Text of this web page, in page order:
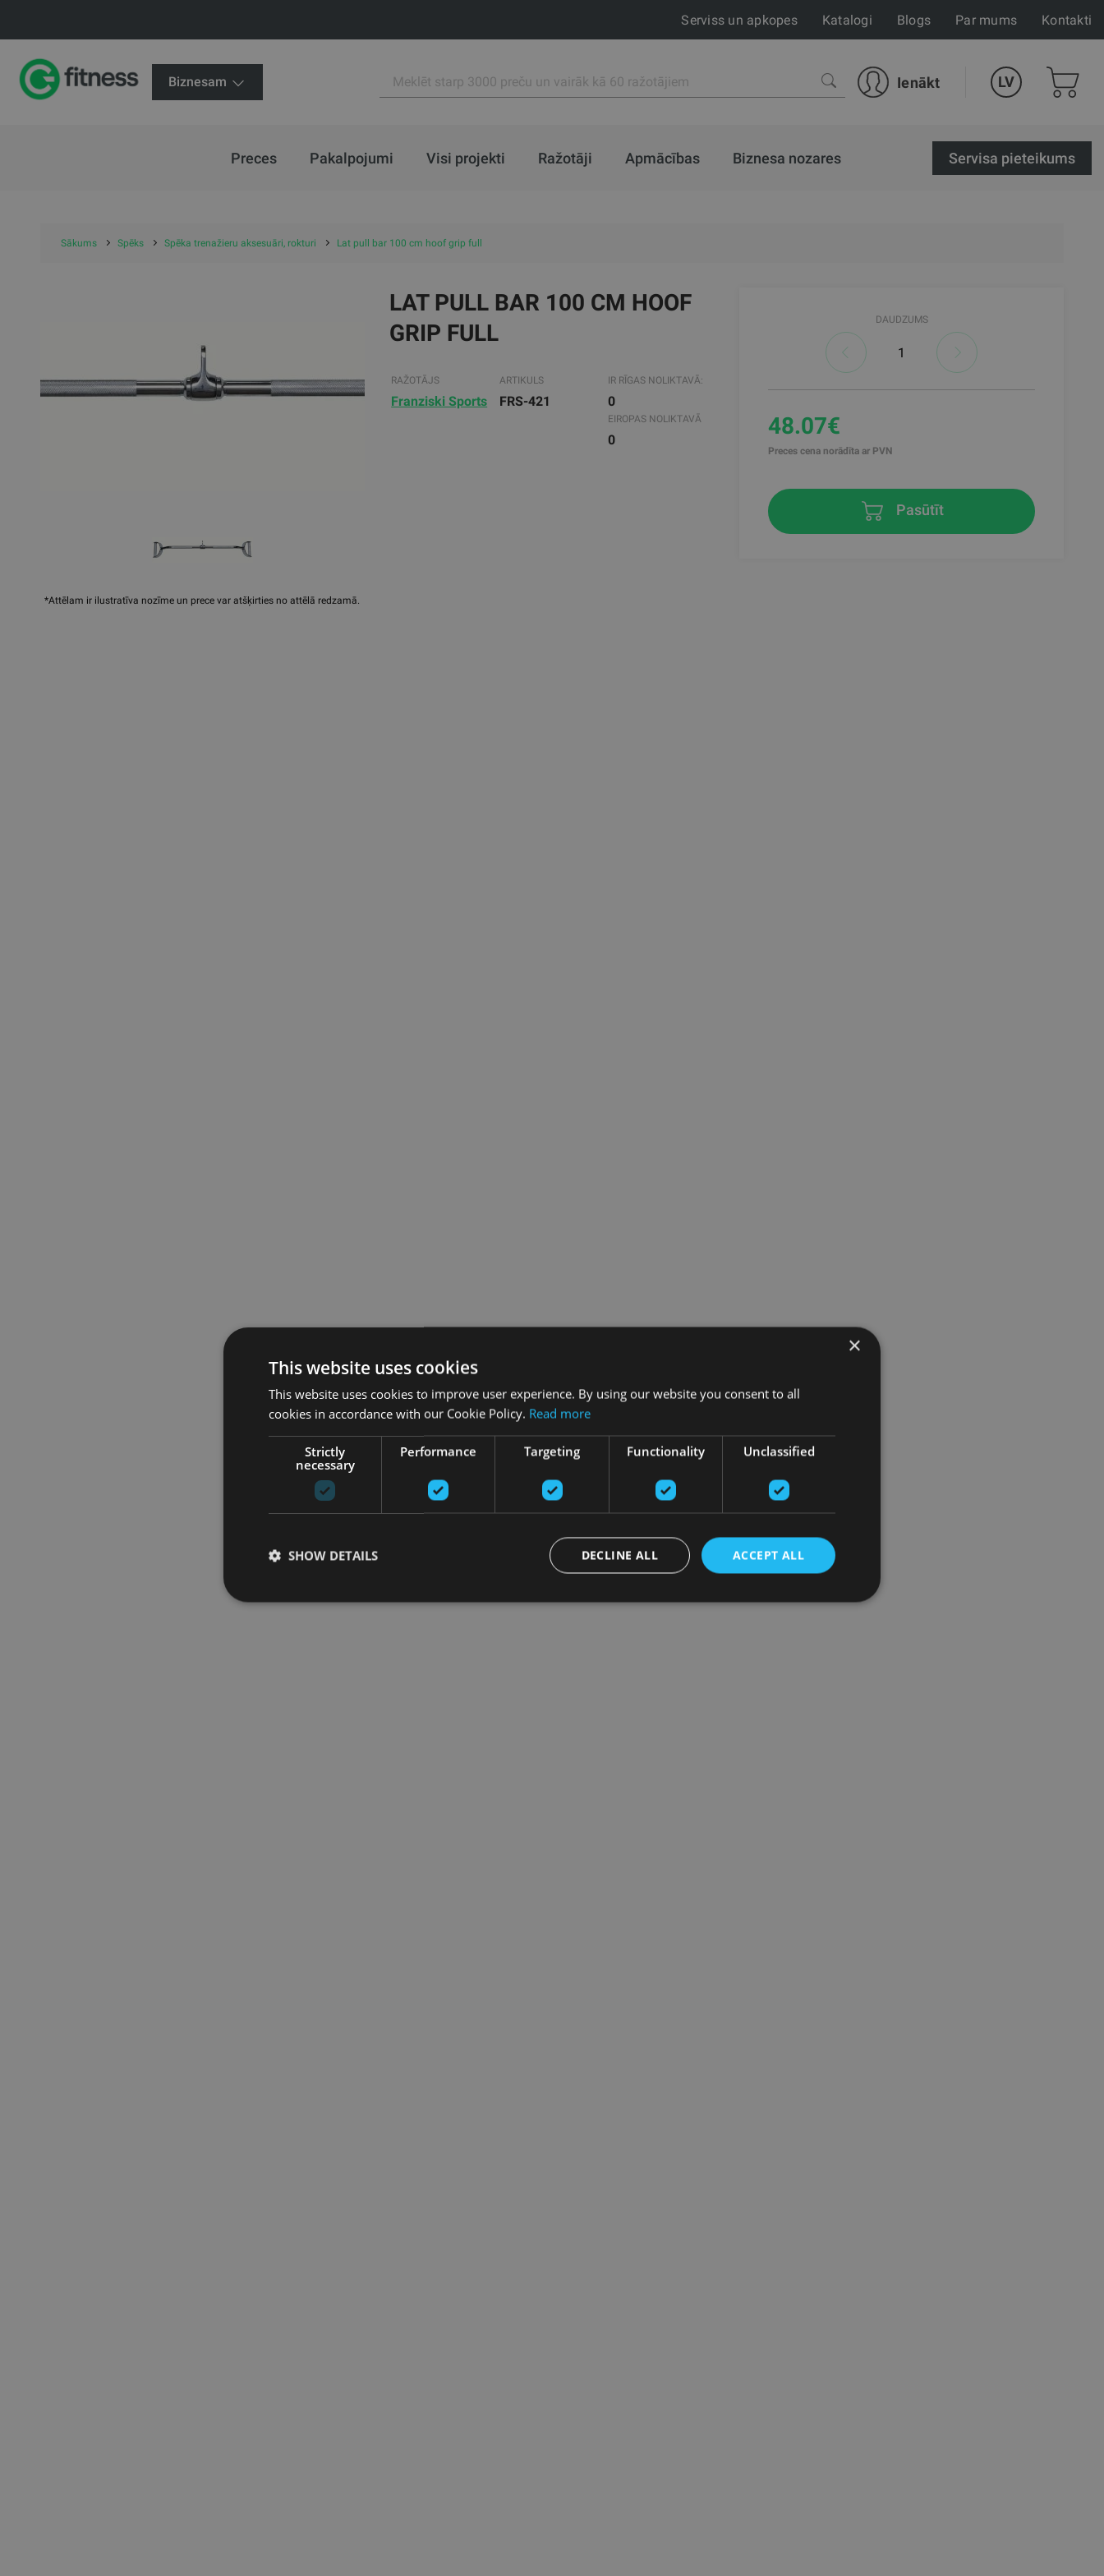
Serviss un apkopes Katalogi Blogs Par mums Kontakti
Biznesam Ienākt LV
Preces Pakalpojumi Visi projekti Ražotāji Apmācības Biznesa nozares Servisa pieteikums
Sākums Spēks Spēka trenažieru aksesuāri, rokturi Lat pull bar 100 cm hoof grip full
*Attēlam ir ilustratīva nozīme un prece var atšķirties no attēlā redzamā.
LAT PULL BAR 100 CM HOOF
GRIP FULL
RAŽOTĀJS
Franziski Sports
ARTIKULS
FRS-421
IR RĪGAS NOLIKTAVĀ:
0
EIROPAS NOLIKTAVĀ
0
DAUDZUMS
48.07€
Preces cena norādīta ar PVN
Pasūtīt
×
This website uses cookies
This website uses cookies to improve user experience. By using our website you consent to all
cookies in accordance with our Cookie Policy. Read more
Strictly
necessary
Performance Targeting Functionality Unclassified
ACCEPT ALL
DECLINE ALL
SHOW DETAILS